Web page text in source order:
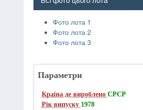
Фото лота 1
Фото лота 2
Фото лота 3
Параметри
Країна де вироблено СРСР
Рік випуску 1978